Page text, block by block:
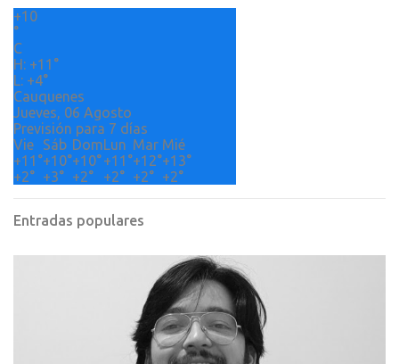
i
s
+10
°
C
H: +11°
L: +4°
Cauquenes
Jueves, 06 Agosto
Previsión para 7 días
Vie
Sáb DomLun Mar Mié
+11°+10°+10°+11°+12°+13°
+2° +3° +2° +2° +2° +2°
Entradas populares